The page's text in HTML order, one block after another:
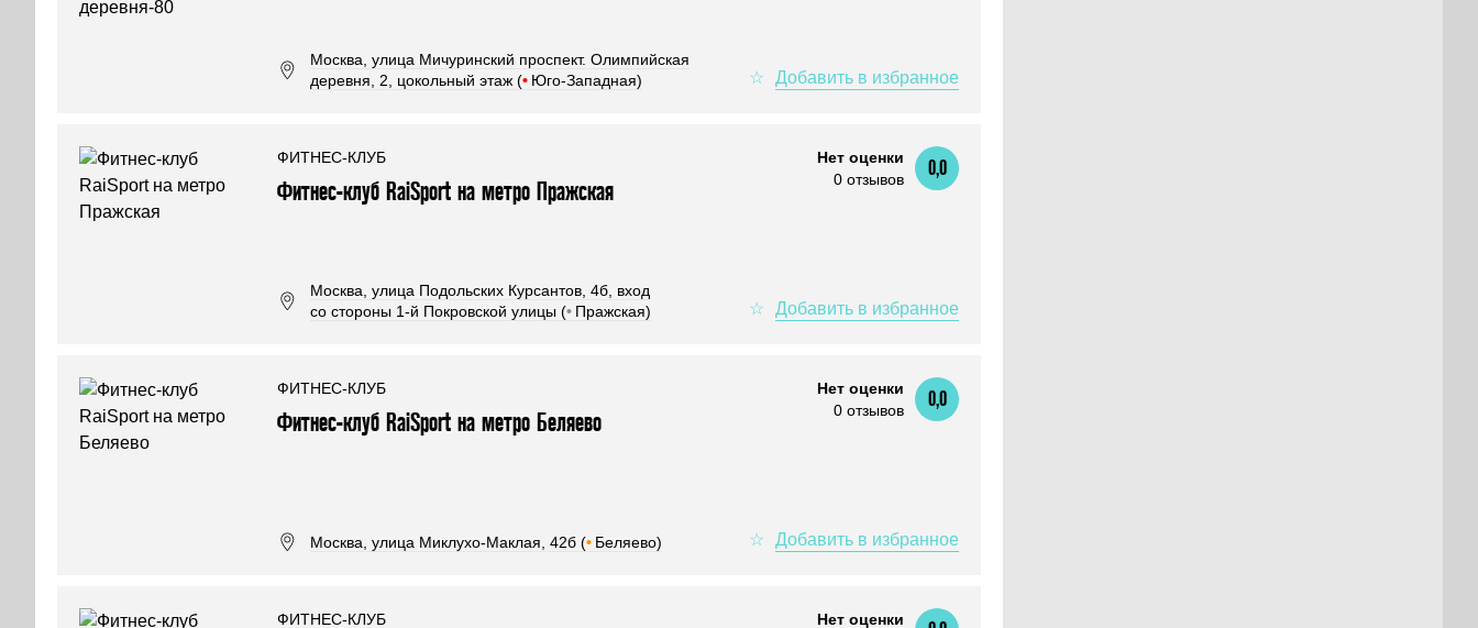
Москва, улица Мичуринский проспект. Олимпийская
деревня, 2, цокольный этаж (• Юго-Западная)
ФИТНЕС-КЛУБ
Фитнес-клуб RaiSport на метро Пражская
Москва, улица Подольских Курсантов, 4б, вход
со стороны 1-й Покровской улицы (• Пражская)
Нет оценки
0 отзывов
0,0
ФИТНЕС-КЛУБ
Фитнес-клуб RaiSport на метро Беляево
Москва, улица Миклухо-Маклая, 42б (• Беляево)
Нет оценки
0 отзывов
0,0
ФИТНЕС-КЛУБ Нет оценки